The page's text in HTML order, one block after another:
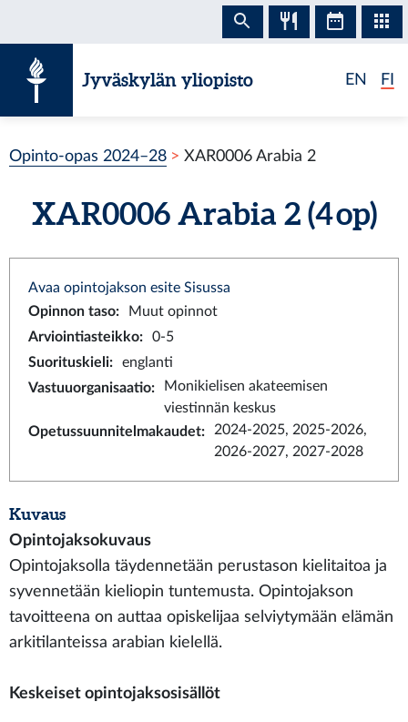
Jyväskylän yliopisto EN FI
Opinto-opas 2024–28 XAR0006 Arabia 2
XAR0006 Arabia 2 (4 op)
Avaa opintojakson esite Sisussa
Opinnon taso:
Muut opinnot
Arviointiasteikko:
0-5
Suorituskieli:
englanti
Vastuuorganisaatio:
Monikielisen akateemisen
viestinnän keskus
Opetussuunnitelmakaudet:
2024-2025, 2025-2026,
2026-2027, 2027-2028
Kuvaus
Opintojaksokuvaus
Opintojaksolla täydennetään perustason kielitaitoa ja
syvennetään kieliopin tuntemusta. Opintojakson
tavoitteena on auttaa opiskelijaa selviytymään elämän
arkitilanteissa arabian kielellä.
Keskeiset opintojaksosisällöt